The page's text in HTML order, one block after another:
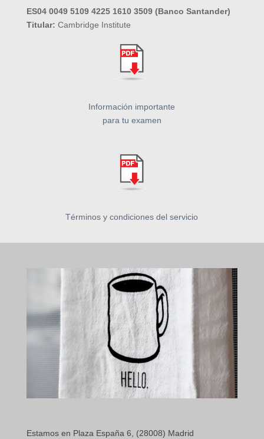
ES04 0049 5109 4225 1610 3509 (Banco Santander)
Titular: Cambridge Institute
Información importante
para tu examen
Términos y condiciones del servicio
Estamos en Plaza España 6, (28008) Madrid